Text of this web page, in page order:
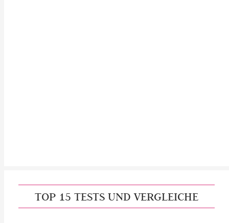
TOP 15 TESTS UND VERGLEICHE